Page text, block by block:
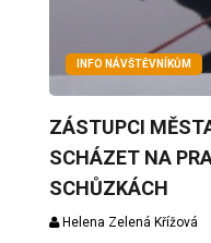
INFO NÁVŠTĚVNÍKŮM
ZÁSTUPCI
SCHÁZET NA
SCHŮZKÁCH
Helena Zelená Křížová